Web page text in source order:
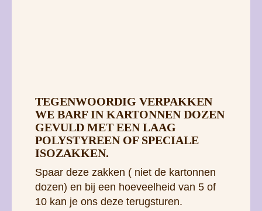
Spaar deze zakken ( niet de kartonnen
dozen) en bij een hoeveelheid van 5 of
10 kan je ons deze terugsturen.
Laat ons bij je laatste bestelling weten in
de opmerkingen en we sturen jou een
verzendtiket mee voor de koerier, Het is
dus het beste voor uw portemonnee en
de planeet.